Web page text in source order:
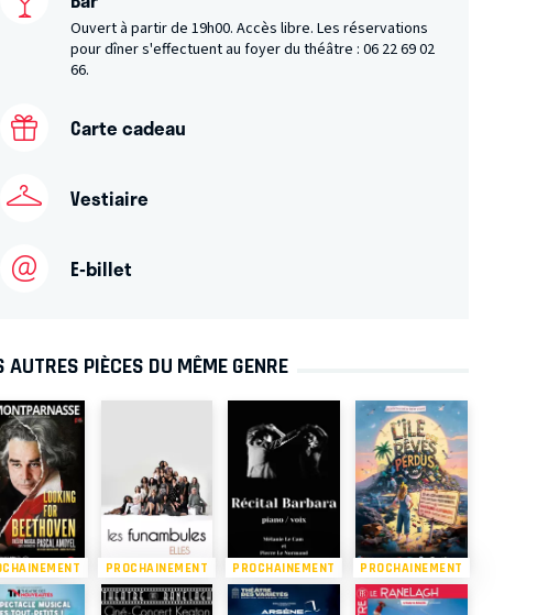
Ouvert à partir de 19h00. Accès libre. Les réservations
pour dîner s'effectuent au foyer du théâtre : 06 22 69 02
66.
Carte cadeau
Vestiaire
E-billet
AUTRES PIÈCES DU MÊME GENRE
PROCHAINEMENT PROCHAINEMENT PROCHAINEMENT